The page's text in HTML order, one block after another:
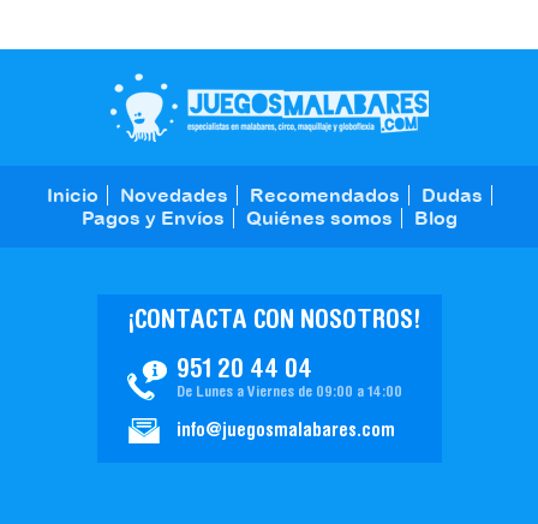
Inicio Novedades Recomendados
Dudas
Pagos y Envíos
Quiénes somos Blog
951 20 44 04
¡CONTACTA CON NOSOTROS!
De Lunes a Viernes de 09:00 a 14:00
info@juegosmalabares.com